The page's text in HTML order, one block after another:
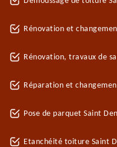
Rénovation et
Rénovation, travaux de
Réparation et
Pose de parquet Saint
Etanchéité toiture Saint